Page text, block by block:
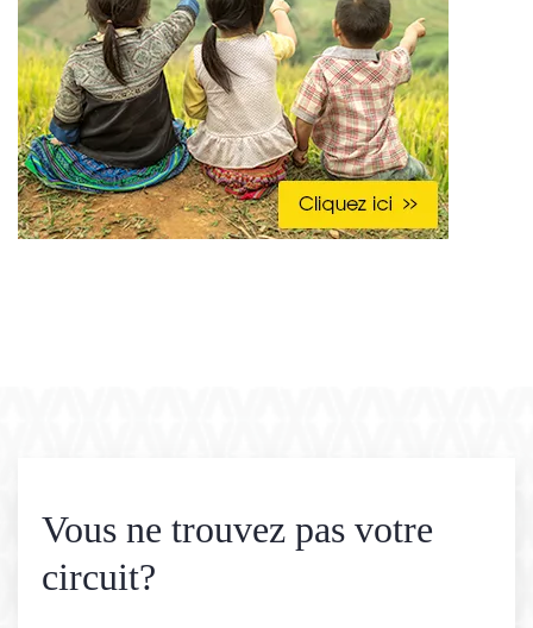
Vous ne trouvez pas votre
circuit?